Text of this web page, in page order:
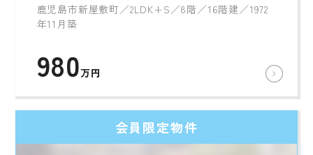
鹿児島市新屋敷町／2LDK+S／8階／16階建／1972
年11月築
980万円
会員限定物件